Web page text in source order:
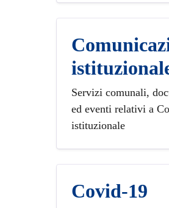
Servizi comunali,
ed eventi relativi a
istituzionale
Covid-19